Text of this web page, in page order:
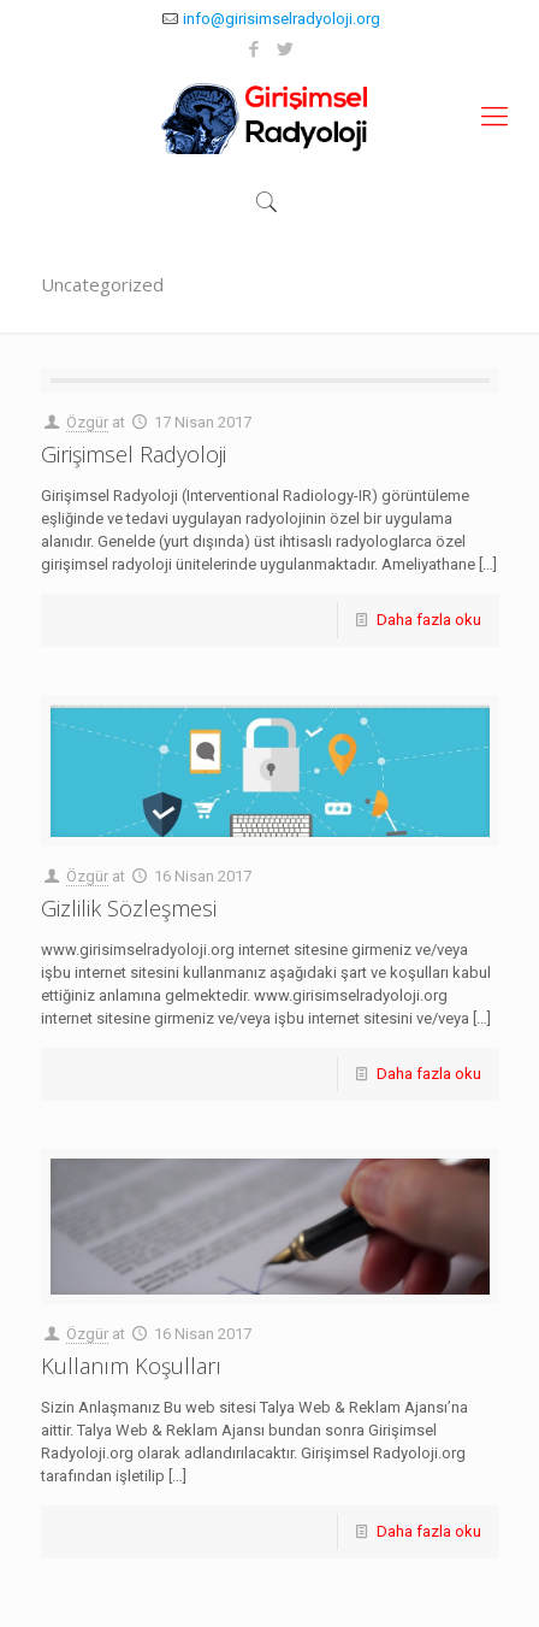
info@girisimselradyoloji.org
Uncategorized
Özgür at 17 Nisan 2017
Girişimsel Radyoloji
Girişimsel Radyoloji (Interventional Radiology-IR) görüntüleme
eşliğinde ve tedavi uygulayan radyolojinin özel bir uygulama
alanıdır. Genelde (yurt dışında) üst ihtisaslı radyologlarca özel
girişimsel radyoloji ünitelerinde uygulanmaktadır. Ameliyathane[…]
Daha fazla oku
Özgür at 16 Nisan 2017
Gizlilik Sözleşmesi
www.girisimselradyoloji.org internet sitesine girmeniz ve/veya
işbu internet sitesini kullanmanız aşağıdaki şart ve koşulları kabul
ettiğiniz anlamına gelmektedir. www.girisimselradyoloji.org
internet sitesine girmeniz ve/veya işbu internet sitesini ve/veya […]
Daha fazla oku
Özgür at 16 Nisan 2017
Kullanım Koşulları
Sizin Anlaşmanız Bu web sitesi Talya Web & Reklam Ajansı’na
aittir. Talya Web & Reklam Ajansı bundan sonra Girişimsel
Radyoloji.org olarak adlandırılacaktır. Girişimsel Radyoloji.org
tarafından işletilip […]
Daha fazla oku